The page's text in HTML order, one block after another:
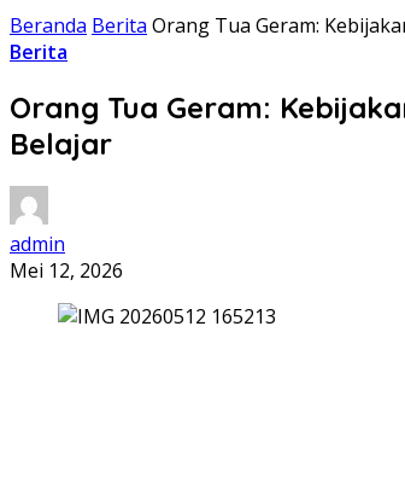
Beranda Berita Orang Tua Geram:
Berita
Orang Tua Geram:
Belajar
admin
Mei 12, 2026